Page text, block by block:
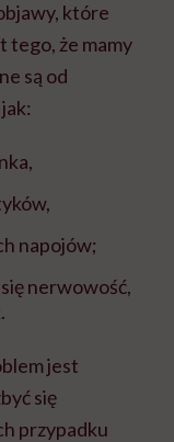
które
tego, że mamy
są od
napojów;
nerwowość,
jest
się
przypadku